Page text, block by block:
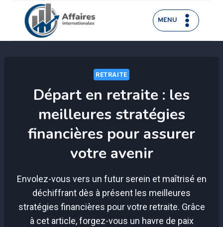
contenu
MENU
RETRAITE
Départ en retraite : les
meilleures stratégies
financières pour assurer
votre avenir
Envolez-vous vers un futur serein et maîtrisé en
déchiffrant dès à présent les meilleures
stratégies financières pour votre retraite. Grâce
à cet article, forgez-vous un havre de paix